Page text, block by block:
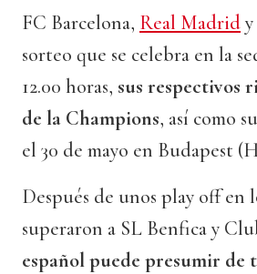
FC Barcelona, Real Madrid
sorteo que se celebra en la
12.00 horas, sus respectivos
de la Champions, así como
el 30 de mayo en Budapest
Después de unos play off
superaron a SL Benfica y
español puede presumir de